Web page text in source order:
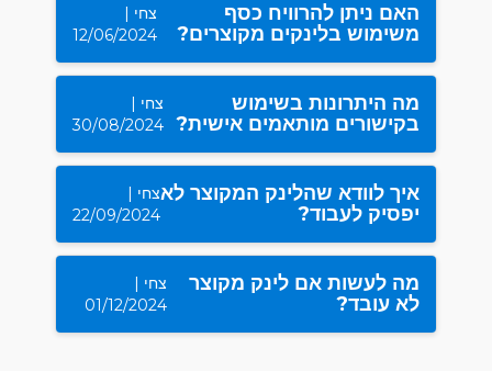
האם ניתן להרוויח כסף
משימוש בלינקים מקוצרים?
צחי |
12/06/2024
מה היתרונות בשימוש
בקישורים מותאמים אישית?
צחי |
30/08/2024
איך לוודא שהלינק המקוצר לא
יפסיק לעבוד?
צחי |
22/09/2024
מה לעשות אם לינק מקוצר
לא עובד?
צחי |
01/12/2024